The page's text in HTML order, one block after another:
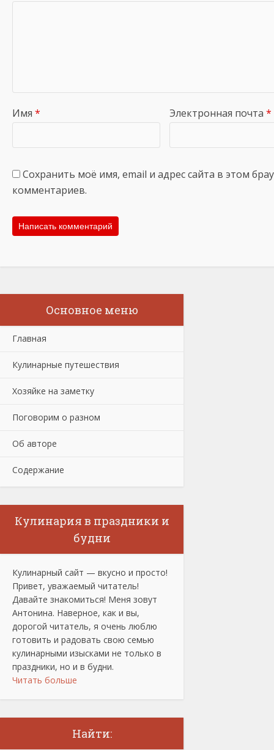
Имя * Электронная почта *
Сохранить моё имя, email и адрес сайта в этом
комментариев.
Основное меню
Главная
Кулинарные путешествия
Хозяйке на заметку
Поговорим о разном
Об авторе
Содержание
Кулинария в праздники и
будни
Кулинарный сайт — вкусно и просто!
Привет, уважаемый читатель!
Давайте знакомиться! Меня зовут
Антонина. Наверное, как и вы,
дорогой читатель, я очень люблю
готовить и радовать свою семью
кулинарными изысками не только в
праздники, но и в будни.
Читать больше
Найти: